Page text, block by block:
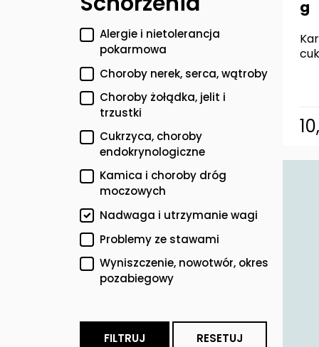
Alergie i nietolerancja
pokarmowa
Choroby nerek, serca, wątroby
Choroby żołądka, jelit i
trzustki
Cukrzyca, choroby
endokrynologiczne
Kamica i choroby dróg
moczowych
Nadwaga i utrzymanie wagi
Problemy ze stawami
Wyniszczenie, nowotwór, okres
pozabiegowy
FILTRUJ RESETUJ
g